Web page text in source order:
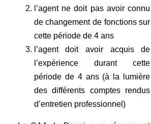
l’agent ne doit pas avoir connu
de changement de fonctions sur
cette période de 4 ans
l’agent doit avoir acquis de
l’expérience durant cette
période de 4 ans (à la lumière
des différents comptes rendus
d’entretien professionnel)